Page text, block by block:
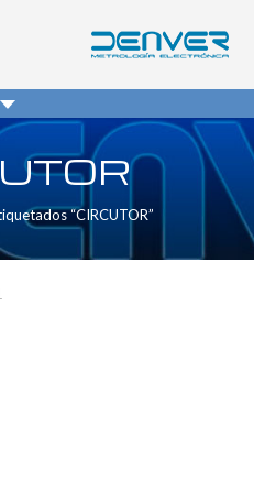
info@denver.es
“CIRCUTOR”